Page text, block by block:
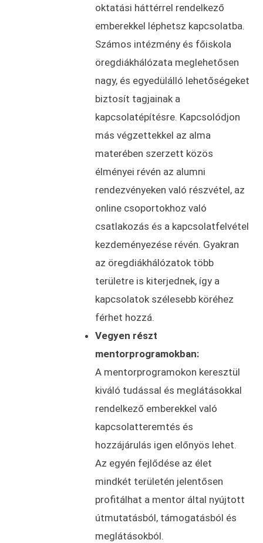
oktatási háttérrel rendelkező
emberekkel léphetsz kapcsolatba.
Számos intézmény és főiskola
öregdiákhálózata meglehetősen
nagy, és egyedülálló lehetőségeket
biztosít tagjainak a
kapcsolatépítésre. Kapcsolódjon
más végzettekkel az alma
materében szerzett közös
élményei révén az alumni
rendezvényeken való részvétel, az
online csoportokhoz való
csatlakozás és a kapcsolatfelvétel
kezdeményezése révén. Gyakran
az öregdiákhálózatok több
területre is kiterjednek, így a
kapcsolatok szélesebb köréhez
férhet hozzá.
Vegyen részt
mentorprogramokban:
A mentorprogramokon keresztül
kiváló tudással és meglátásokkal
rendelkező emberekkel való
kapcsolatteremtés és
hozzájárulás igen előnyös lehet.
Az egyén fejlődése az élet
mindkét területén jelentősen
profitálhat a mentor által nyújtott
útmutatásból, támogatásból és
meglátásokból.